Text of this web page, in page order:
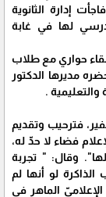
إدارة الثانوية
لها في غابة
حواري مع طلاب
مديرها الدكتور
.
فترحيب وتقديم
فضاء لا حدّ له،
وقال: " تجربة
لو أنها لم
الماهر في